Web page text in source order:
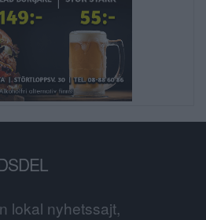
lokal nyhetssajt,